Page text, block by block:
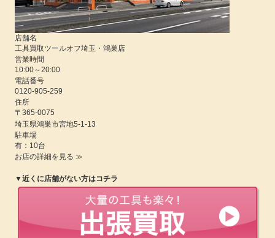
店舗名
工具買取ツールオフ埼玉・鴻巣店
営業時間
10:00～20:00
電話番号
0120-905-259
住所
〒365-0075
埼玉県鴻巣市宮地5-1-13
駐車場
有：10台
お店の詳細を見る ≫
▼近くに店舗がない方はコチラ